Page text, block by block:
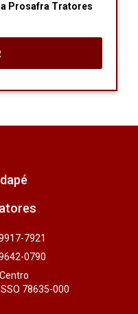
Desejo receber ofertas da Prosafra Tratores
7921
0790
78635-000